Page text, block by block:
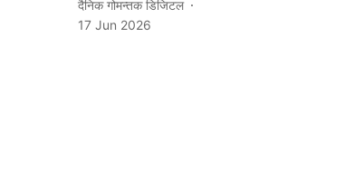
दैनिक गोमन्तक डिजिटल
17 Jun 2026